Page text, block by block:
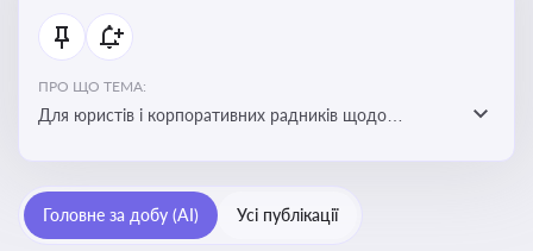
ПРО ЩО ТЕМА:
Для юристів і корпоративних радників щодо
обов’язків мажоритарних і міноритарних акціонерів,
впливу змін у правовому полі на корпоративне
Головне за добу (AI) Усі публікації